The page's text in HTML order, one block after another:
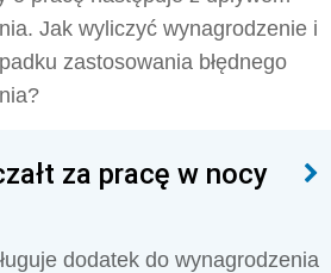
Jak wyliczyć wynagrodzenie i
zastosowania błędnego
za pracę w nocy
dodatek do wynagrodzenia